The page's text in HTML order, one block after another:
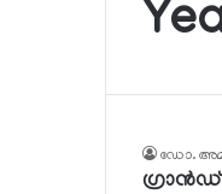
ഡോ.
ഗ്രാന്‍ഡ്